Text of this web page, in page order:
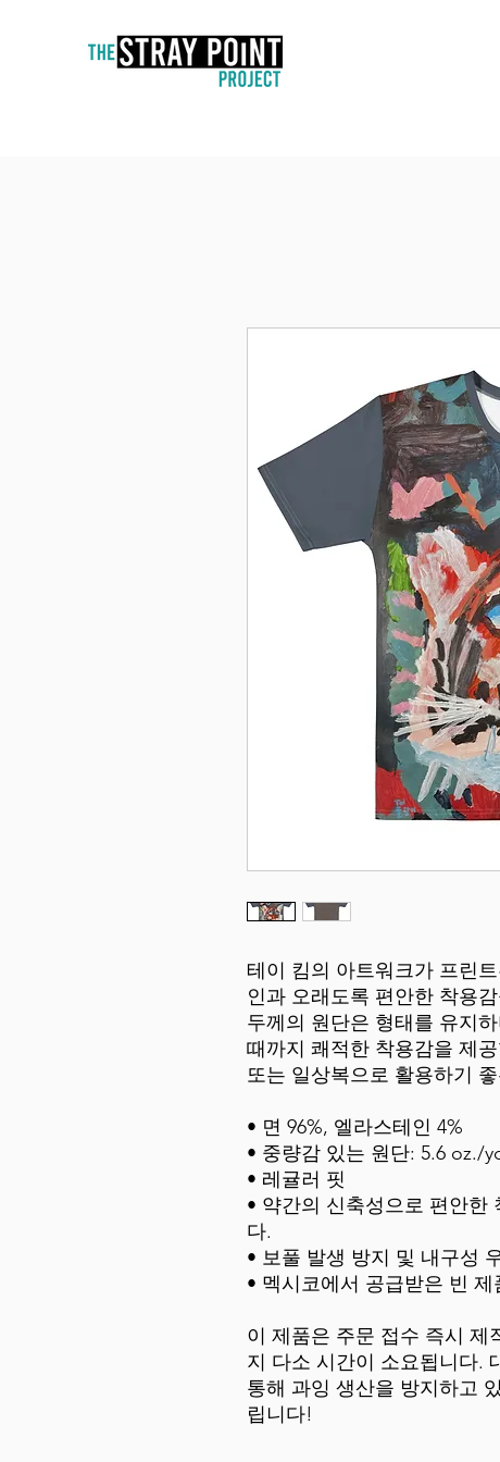
테이 킴의 아트워크가 프린
인과 오래도록 편안한 착용
두께의 원단은 형태를 유지
때까지 쾌적한 착용감을 제
또는 일상복으로 활용하기
• 면 96%, 엘라스테인 4%
• 중량감 있는 원단: 5.6 oz./
• 레귤러 핏
• 약간의 신축성으로 편안한
다.
• 보풀 발생 방지 및 내구성
• 멕시코에서 공급받은 빈 제
이 제품은 주문 접수 즉시 제
지 다소 시간이 소요됩니다.
통해 과잉 생산을 방지하고
립니다!